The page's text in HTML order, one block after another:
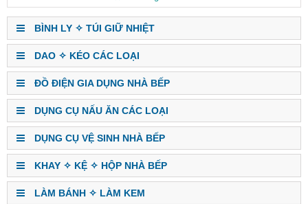
BÌNH LY ✧ TÚI GIỮ NHIỆT
DAO ✧ KÉO CÁC LOẠI
ĐỒ ĐIỆN GIA DỤNG NHÀ BẾP
DỤNG CỤ NẤU ĂN CÁC LOẠI
DỤNG CỤ VỆ SINH NHÀ BẾP
KHAY ✧ KỆ ✧ HỘP NHÀ BẾP
LÀM BÁNH ✧ LÀM KEM